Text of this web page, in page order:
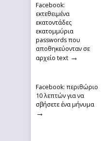
Facebook:
εκτεθειμένα
εκατοντάδες
εκατομμύρια
passwords που
αποθηκεύονταν σε
αρχείο text →
Facebook: περιθώριο
10 λεπτών για να
σβήσετε ένα μήνυμα
→